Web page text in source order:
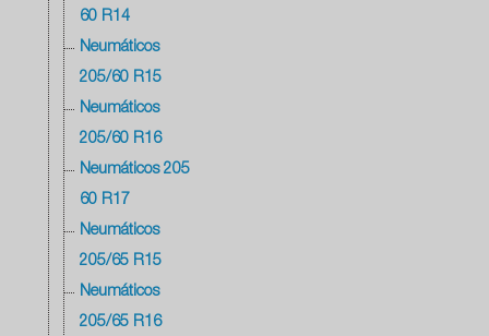
60 R14
Neumáticos
205/60 R15
Neumáticos
205/60 R16
Neumáticos 205
60 R17
Neumáticos
205/65 R15
Neumáticos
205/65 R16